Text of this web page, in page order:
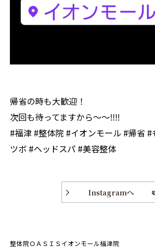
帰省の時も大歓迎！
次回も待ってますから〜〜‼️‼️
#福津 #整体院 #イオンモール #帰省
ツボ #ヘッドスパ #美容整体
Instagramへ
整体院ＯＡＳＩＳイオンモール福津院